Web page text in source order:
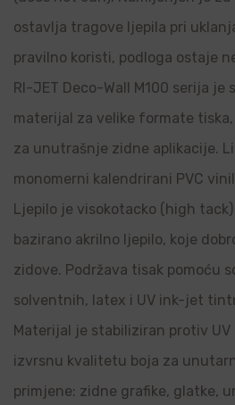
ostavlja tragove ljepila pri
pravilno koristi, podloga ostaje
RI-JET Deco-Wall M100 serija
materijal za velike formate
za unutrašnje zidne aplikacije.
monomerni kalendrirani PVC
Ljepilo je visokotacko (high
bazirano akrilno ljepilo, koje
zidove. Podržava tisak pomoću
solventnih, latex i UV ink-jet
Materijal je stabiliziran protiv
izvrsnu kvalitetu boja za
primjene: zidne grafike, glatke,